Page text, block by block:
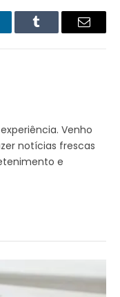
Tumblr Email
Venho
notícias frescas
e